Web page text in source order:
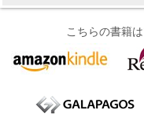
こちらの書籍